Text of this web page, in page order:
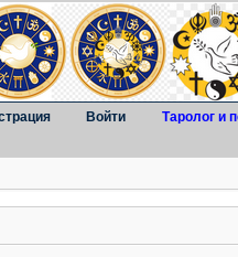
Войти Таролог и